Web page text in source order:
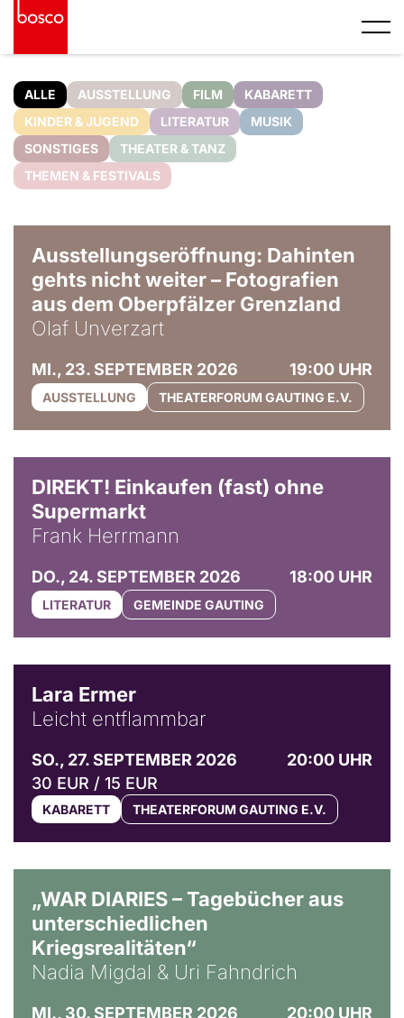
ALLE AUSSTELLUNG FILM
KABARETT
KINDER & JUGEND
LITERATUR
MUSIK
SONSTIGES
THEATER & TANZ
THEMEN & FESTIVALS
Ausstellungseröffnung: Dahinten
gehts nicht weiter – Fotografien
aus dem Oberpfälzer Grenzland
Olaf Unverzart
MI., 23. SEPTEMBER 2026 19:00 UHR
AUSSTELLUNG THEATERFORUM GAUTING E.V.
DIREKT! Einkaufen (fast) ohne
Supermarkt
Frank Herrmann
DO., 24. SEPTEMBER 2026 18:00 UHR
LITERATUR GEMEINDE GAUTING
Lara Ermer
Leicht entflammbar
SO., 27. SEPTEMBER 2026
20:00 UHR
30 EUR / 15 EUR
KABARETT THEATERFORUM GAUTING E.V.
„WAR DIARIES – Tagebücher aus
unterschiedlichen
Kriegsrealitäten“
Nadia Migdal & Uri Fahndrich
MI., 30. SEPTEMBER 2026
20:00 UHR